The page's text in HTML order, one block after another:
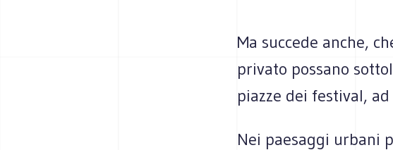
Ma succede anche,
privato possano
piazze dei festival,
Nei paesaggi urbani